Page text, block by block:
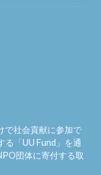
で社会貢献に参加で
る「UU Fund 」を通
団体に寄付する取